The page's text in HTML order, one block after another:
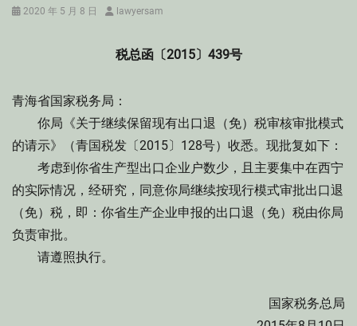
Posted
2020 年 5 月 8 日 Authorlawyersam
税总函〔2015〕439号
青海省国家税务局：
你局《关于继续保留现有出口退（免）税审核审批模式
的请示》（青国税发〔2015〕128号）收悉。现批复如下：
考虑到你省生产型出口企业户数少，且主要集中在西宁
的实际情况，经研究，同意你局继续按现行模式审批出口退
（免）税，即：你省生产企业申报的出口退（免）税由你局
负责审批。
请遵照执行。
国家税务总局